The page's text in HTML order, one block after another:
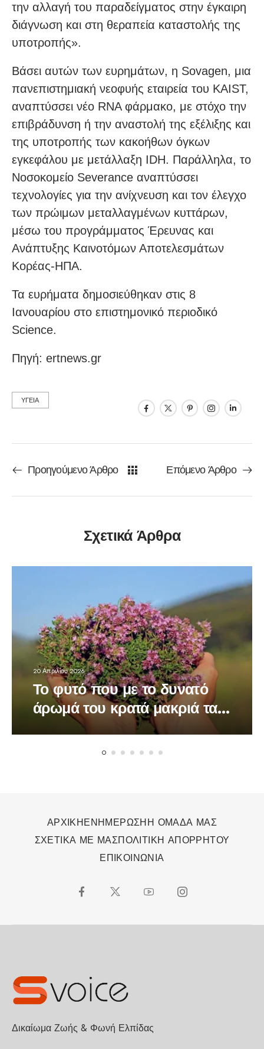
την αλλαγή του παραδείγματος στην έγκαιρη
διάγνωση και στη θεραπεία καταστολής της
υποτροπής».
Βάσει αυτών των ευρημάτων, η Sovagen, μια
πανεπιστημιακή νεοφυής εταιρεία του KAIST,
αναπτύσσει νέο RNA φάρμακο, με στόχο την
επιβράδυνση ή την αναστολή της εξέλιξης και
της υποτροπής των κακοήθων όγκων
εγκεφάλου με μετάλλαξη IDH. Παράλληλα, το
Νοσοκομείο Severance αναπτύσσει
τεχνολογίες για την ανίχνευση και τον έλεγχο
των πρώιμων μεταλλαγμένων κυττάρων,
μέσω του προγράμματος Έρευνας και
Ανάπτυξης Καινοτόμων Αποτελεσμάτων
Κορέας-ΗΠΑ.
Τα ευρήματα δημοσιεύθηκαν στις 8
Ιανουαρίου στο επιστημονικό περιοδικό
Science.
Πηγή: ertnews.gr
ΥΓΕΙΑ
Προηγούμενο Άρθρο Επόμενο Άρθρο
Σχετικά Άρθρα
20 Απριλίου 2026
Το φυτό που με το δυνατό
άρωμά του κρατά μακριά τα
κουνούπια
ΑΡΧΙΚΗΕΝΗΜΕΡΩΣΗΗ ΟΜΑΔΑ ΜΑΣ
ΣΧΕΤΙΚΑ ΜΕ ΜΑΣΠΟΛΙΤΙΚΗ ΑΠΟΡΡΗΤΟΥ
ΕΠΙΚΟΙΝΩΝΙΑ
Δικαίωμα Ζωής & Φωνή Ελπίδας